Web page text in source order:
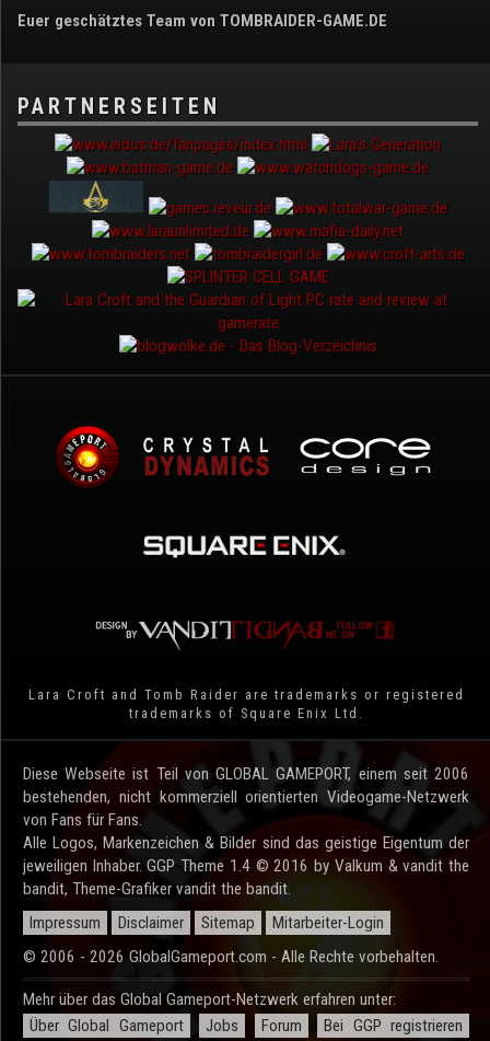
Euer geschätztes Team von TOMBRAIDER-GAME.DE
PARTNERSEITEN
Lara Croft and Tomb Raider are trademarks or registered
trademarks of Square Enix Ltd.
Diese Webseite ist Teil von GLOBAL GAMEPORT, einem seit 2006
bestehenden, nicht kommerziell orientierten Videogame-Netzwerk
von Fans für Fans.
Alle Logos, Markenzeichen & Bilder sind das geistige Eigentum der
jeweiligen Inhaber. GGP Theme 1.4 © 2016 by Valkum & vandit the
bandit, Theme-Grafiker vandit the bandit.
Impressum
Disclaimer Sitemap
Mitarbeiter-Login
© 2006 - 2026 GlobalGameport.com - Alle Rechte vorbehalten.
Mehr über das Global Gameport-Netzwerk erfahren unter:
Über Global Gameport
Jobs Forum Bei GGP registrieren